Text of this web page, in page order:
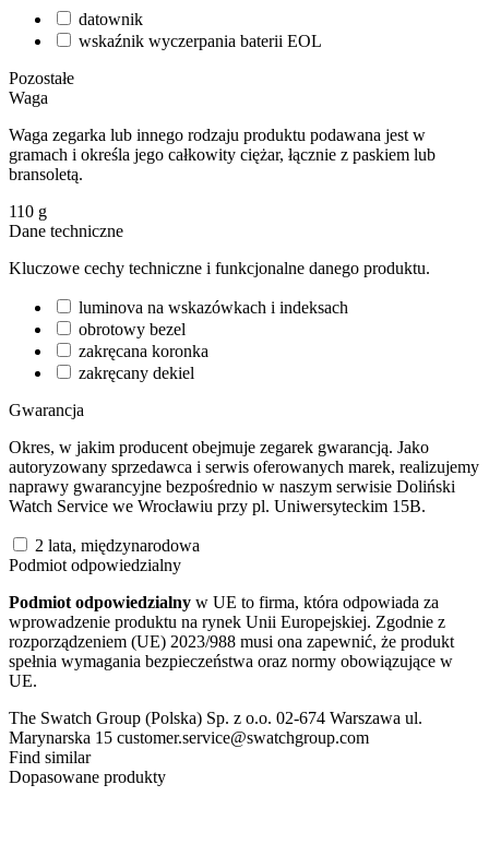
datownik
wskaźnik wyczerpania baterii EOL
Pozostałe
Waga
Waga zegarka lub innego rodzaju produktu podawana jest w
gramach i określa jego całkowity ciężar, łącznie z paskiem lub
bransoletą.
110 g
Dane techniczne
Kluczowe cechy techniczne i funkcjonalne danego produktu.
luminova na wskazówkach i indeksach
obrotowy bezel
zakręcana koronka
zakręcany dekiel
Gwarancja
Okres, w jakim producent obejmuje zegarek gwarancją. Jako
autoryzowany sprzedawca i serwis oferowanych marek, realizujemy
naprawy gwarancyjne bezpośrednio w naszym serwisie Doliński
Watch Service we Wrocławiu przy pl. Uniwersyteckim 15B.
2 lata, międzynarodowa
Podmiot odpowiedzialny
Podmiot odpowiedzialny w UE to firma, która odpowiada za
wprowadzenie produktu na rynek Unii Europejskiej. Zgodnie z
rozporządzeniem (UE) 2023/988 musi ona zapewnić, że produkt
spełnia wymagania bezpieczeństwa oraz normy obowiązujące w
UE.
The Swatch Group (Polska) Sp. z o.o. 02-674 Warszawa ul.
Marynarska 15 customer.service@swatchgroup.com
Find similar
Dopasowane produkty